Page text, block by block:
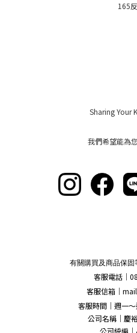
165
Sharing Your
我們希望能為
有關購買及商品保
客服電話｜
客服信箱｜
客服時間｜週一
公司名稱｜慶
公司統編